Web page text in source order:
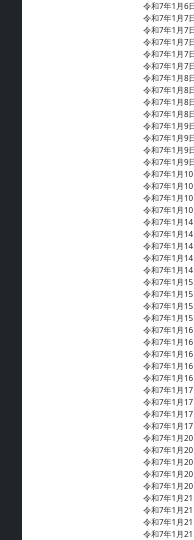
令和7年1月6
令和7年1月7
令和7年1月7
令和7年1月7
令和7年1月7
令和7年1月7
令和7年1月8
令和7年1月8
令和7年1月8
令和7年1月8
令和7年1月9
令和7年1月9
令和7年1月9
令和7年1月9
令和7年1月
令和7年1月
令和7年1月
令和7年1月
令和7年1月
令和7年1月
令和7年1月
令和7年1月
令和7年1月
令和7年1月
令和7年1月
令和7年1月
令和7年1月
令和7年1月
令和7年1月
令和7年1月
令和7年1月
令和7年1月
令和7年1月
令和7年1月
令和7年1月
令和7年1月
令和7年1月
令和7年1月
令和7年1月
令和7年1月
令和7年1月
令和7年1月
令和7年1月
令和7年1月
令和7年1月